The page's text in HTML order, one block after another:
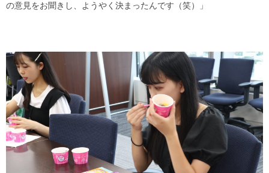
の意見をお聞きし
、ようやく決まったんです（笑）」